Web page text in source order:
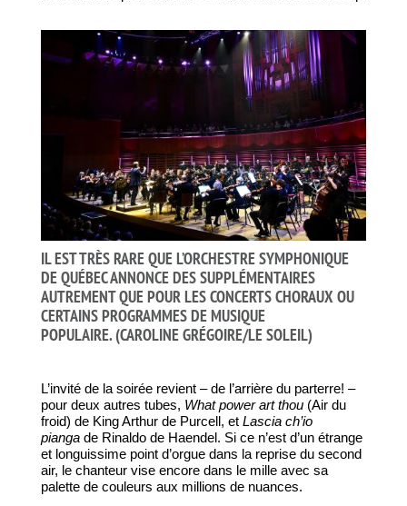
IL EST TRÈS RARE QUE L’ORCHESTRE SYMPHONIQUE
DE QUÉBEC ANNONCE DES SUPPLÉMENTAIRES
AUTREMENT QUE POUR LES CONCERTS CHORAUX OU
CERTAINS PROGRAMMES DE MUSIQUE
POPULAIRE. (CAROLINE GRÉGOIRE/LE SOLEIL)
L’invité de la soirée revient – de l’arrière du parterre! –
pour deux autres tubes, What power art thou(Air du
froid) de King Arthur de Purcell, et Lascia ch’io
piangade Rinaldo de Haendel. Si ce n’est d’un étrange
et longuissime point d’orgue dans la reprise du second
air, le chanteur vise encore dans le mille avec sa
palette de couleurs aux millions de nuances.